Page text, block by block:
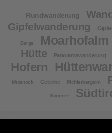
Rundwanderung
Gipfelwanderung
Berge Moarhofalm
Hütte Panoramawanderung
Hofern
Mutenock Gelenke Pichlerbergalm
Sommer